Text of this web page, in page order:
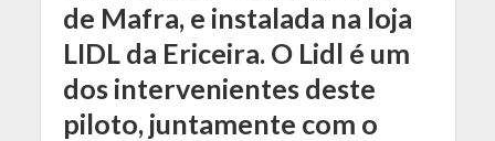
de Mafra, e instalada na loja
LIDL da Ericeira. O Lidl é um
dos intervenientes deste
piloto, juntamente com o